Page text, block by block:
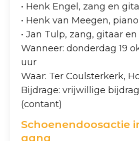
• Henk Engel, zang en
• Henk van Meegen, piano
• Jan Tulp, zang, gitaar
Wanneer: donderdag 19
uur
Waar: Ter Coulsterkerk,
Bijdrage: vrijwillige
(contant)
Schoenendoosactie
gang